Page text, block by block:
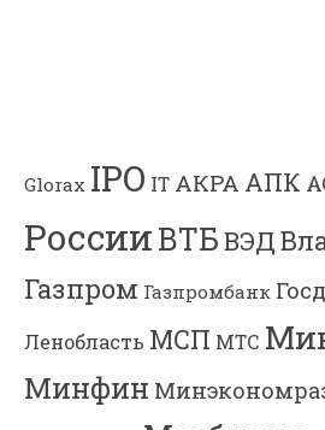
Glorax IPO IT АКРА АПК
РоссииВТБВЭД
Газпром Газпромбанк
Ленобласть МСП МТС
Минфин